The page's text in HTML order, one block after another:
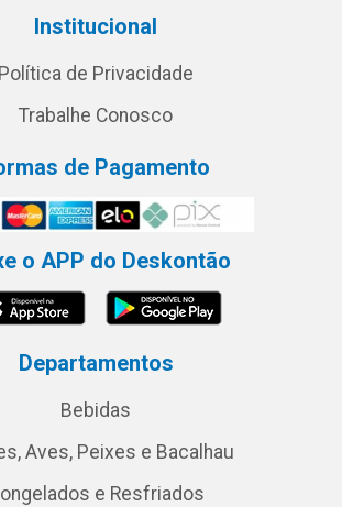
Institucional
Política de Privacidade
Trabalhe Conosco
de Pagamento
o APP do Deskontão
Departamentos
Bebidas
Aves, Peixes e Bacalhau
e Resfriados